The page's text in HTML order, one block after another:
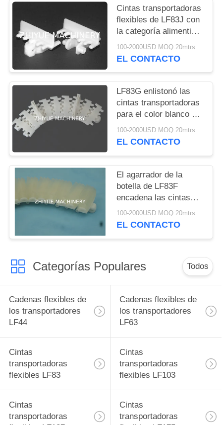
MAPA
DEL
SITIO
PRIVACY
POLICY
Cintas transportadoras
flexibles de LF83J con
la categoría alimenticia
blanca especial del
color FDA de los
100-2000USD MOQ:20mtrs
EL CONTACTO
LF83G enlistonó las
cintas transportadoras
para el color blanco de
los materiales POM de
la industria del tobaco
100-2000USD MOQ:20mtrs
EL CONTACTO
El agarrador de la
botella de LF83F
encadena las cintas
transportadoras
flexibles para el color
100-2000USD MOQ:20mtrs
EL CONTACTO
Categorías Populares Todos
Cadenas flexibles de
los transportadores
LF44
Cadenas flexibles de
los transportadores
LF63
Cintas
transportadoras
flexibles LF83
Cintas
transportadoras
flexibles LF103
Cintas
transportadoras
Cintas
transportadoras